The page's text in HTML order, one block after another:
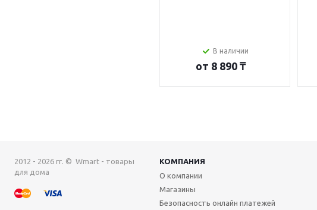
В наличии
от 8 890 ₸
2012 - 2026 гг. © Wmart - товары
для дома
КОМПАНИЯ
О компании
Магазины
Безопасность онлайн платежей